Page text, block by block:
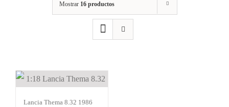
Mostrar 16 productos
Lancia Thema 8.32 1986